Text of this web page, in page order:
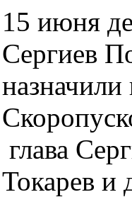
15 июня
Сергиев
глава
Токарев и